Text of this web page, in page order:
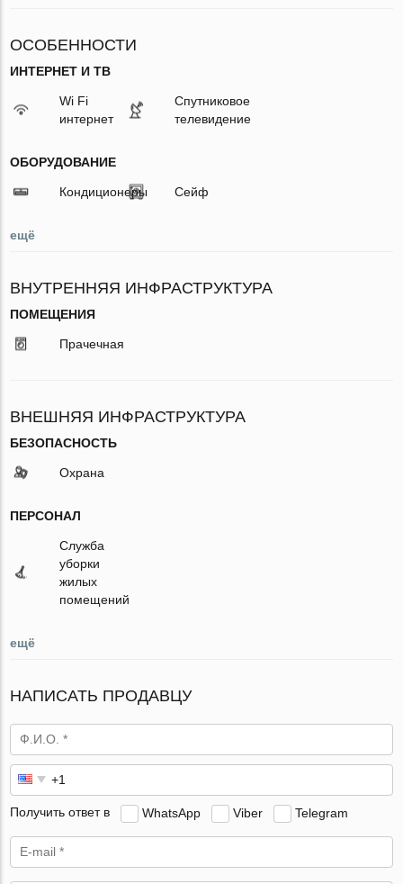
ОСОБЕННОСТИ
ИНТЕРНЕТ И ТВ
Wi Fi
интернет
Спутниковое
телевидение
ОБОРУДОВАНИЕ
Кондиционеры Сейф
ещё
ВНУТРЕННЯЯ ИНФРАСТРУКТУРА
ПОМЕЩЕНИЯ
Прачечная
ВНЕШНЯЯ ИНФРАСТРУКТУРА
БЕЗОПАСНОСТЬ
Охрана
ПЕРСОНАЛ
Служба
уборки
жилых
помещений
ещё
НАПИСАТЬ ПРОДАВЦУ
Получить ответ в WhatsApp Viber Telegram